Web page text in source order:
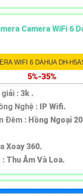
WIFI 6 DAHUA DH-
5%-35%
: 3k .
Nghệ :
IP Wifi.
Đêm : Hồng Ngoại
Xoay 360.
: Thu Âm Và Loa.